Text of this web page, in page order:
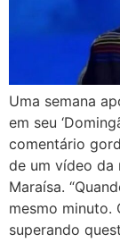
Uma semana
em seu
comentário
de um vídeo da
Maraísa.
mesmo minuto.
superando